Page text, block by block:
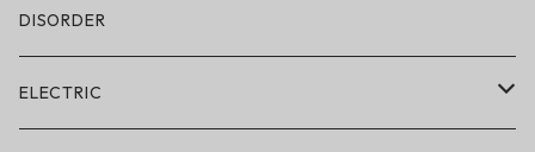
DISORDER
ELECTRIC